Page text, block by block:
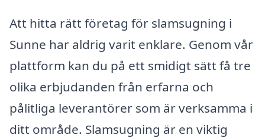
Att hitta rätt företag för slamsugning i
Sunne har aldrig varit enklare. Genom vår
plattform kan du på ett smidigt sätt få tre
olika erbjudanden från erfarna och
pålitliga leverantörer som är verksamma i
ditt område. Slamsugning är en viktig